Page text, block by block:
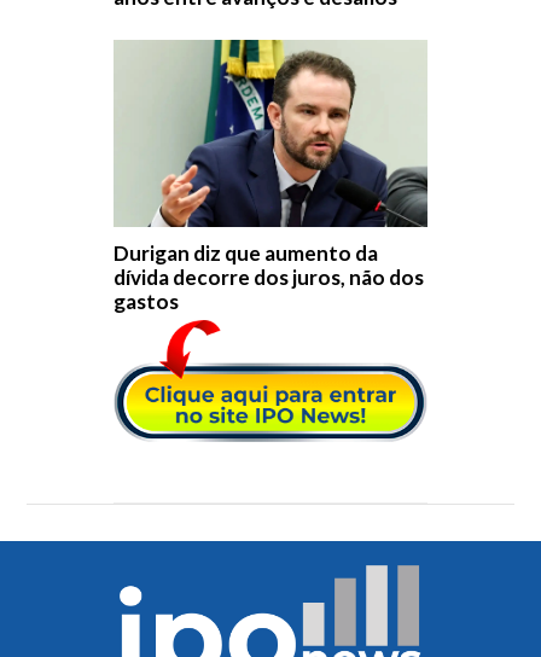
Durigan diz que aumento da
dívida decorre dos juros, não dos
gastos